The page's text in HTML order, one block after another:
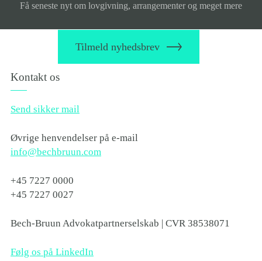
Få seneste nyt om lovgivning, arrangementer og meget mere
Tilmeld nyhedsbrev
Kontakt os
Send sikker mail
Øvrige henvendelser på e-mail
info@bechbruun.com
+45 7227 0000
+45 7227 0027
Bech-Bruun Advokatpartnerselskab | CVR 38538071
Følg os på LinkedIn